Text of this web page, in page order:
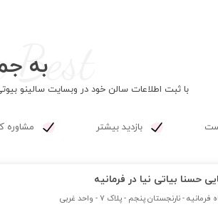
به
با ثبت اطلاعات سالن خود در وبسایت سالینو
بازدید بیشتر مشاوره
حسنا بیاتی نیا در فرمانیه
- نارنجستان پنجم - پلاک 7 - واحد غربی